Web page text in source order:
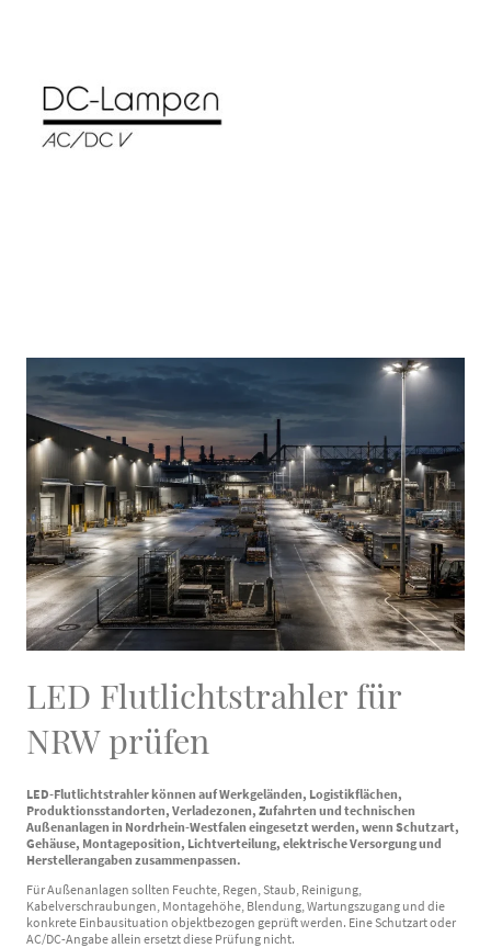
LED Flutlichtstrahler für
NRW prüfen
LED-Flutlichtstrahler können auf Werkgeländen, Logistikflächen,
Produktionsstandorten, Verladezonen, Zufahrten und technischen
Außenanlagen in Nordrhein-Westfalen eingesetzt werden, wenn Schutzart,
Gehäuse, Montageposition, Lichtverteilung, elektrische Versorgung und
Herstellerangaben zusammenpassen.
Für Außenanlagen sollten Feuchte, Regen, Staub, Reinigung,
Kabelverschraubungen, Montagehöhe, Blendung, Wartungszugang und die
konkrete Einbausituation objektbezogen geprüft werden. Eine Schutzart oder
AC/DC-Angabe allein ersetzt diese Prüfung nicht.